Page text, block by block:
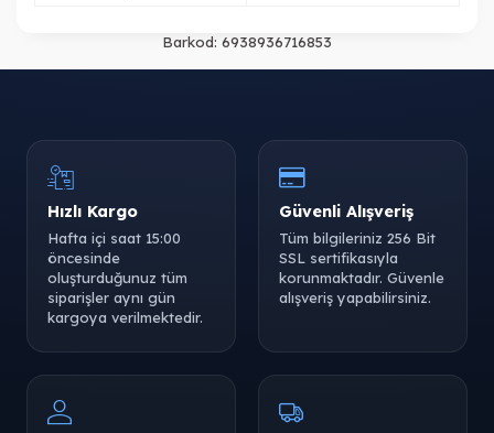
Barkod: 6938936716853
Hızlı Kargo
Hafta içi saat 15:00
öncesinde
oluşturduğunuz tüm
siparişler aynı gün
kargoya verilmektedir.
Güvenli Alışveriş
Tüm bilgileriniz 256 Bit
SSL sertifikasıyla
korunmaktadır. Güvenle
alışveriş yapabilirsiniz.